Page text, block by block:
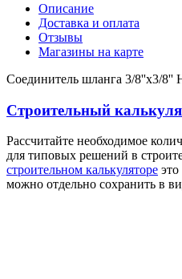
Описание
Доставка и оплата
Отзывы
Магазины на карте
Соединитель шланга 3/8''x3/8''
Строительный
Рассчитайте необходимое
для типовых решений в
строительном калькуляторе
можно отдельно сохранить в